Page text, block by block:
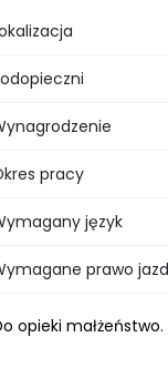
pracy
język
prawo
opieki małżeństwo.